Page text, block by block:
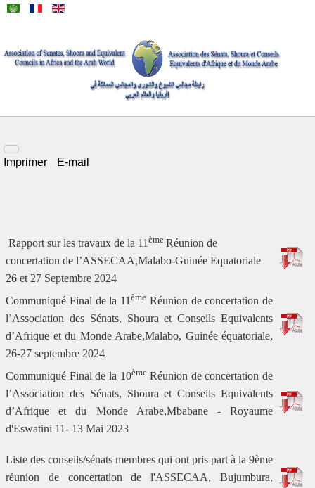
Imprimer E-mail
Rapport sur les travaux de la 11 ème Réunion de
concertation de l’ASSECAA,Malabo-Guinée Equatoriale
26 et 27 Septembre 2024
Communiqué Final de la 11 ème Réunion de concertation de
l’Association des Sénats, Shoura et Conseils Equivalents
d’Afrique et du Monde Arabe,Malabo, Guinée équatoriale,
26-27 septembre 2024
Communiqué Final de la 10èmeRéunion de concertation de
l’Association des Sénats, Shoura et Conseils Equivalents
d’Afrique et du Monde Arabe,Mbabane - Royaume
d'Eswatini 11- 13 Mai 2023
Liste des conseils/sénats membres qui ont pris part à la 9ème
réunion de concertation de l'ASSECAA, Bujumbura,